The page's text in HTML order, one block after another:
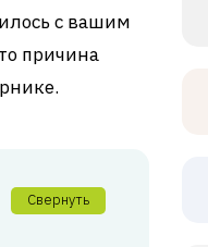
с вашим
причина
Свернуть